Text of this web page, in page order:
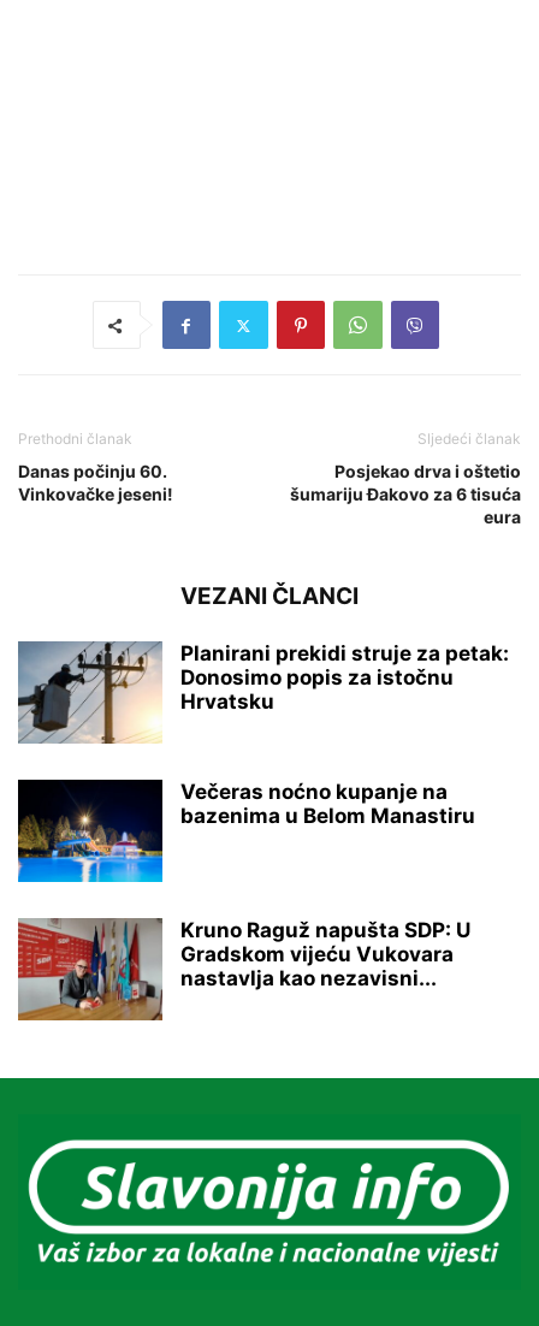
Prethodni članak
Danas počinju 60.
Vinkovačke jeseni!
Sljedeći članak
Posjekao drva i oštetio
šumariju Đakovo za 6 tisuća
eura
VEZANI ČLANCI
Planirani prekidi struje za petak:
Donosimo popis za istočnu
Hrvatsku
Večeras noćno kupanje na
bazenima u Belom Manastiru
Kruno Raguž napušta SDP: U
Gradskom vijeću Vukovara
nastavlja kao nezavisni...